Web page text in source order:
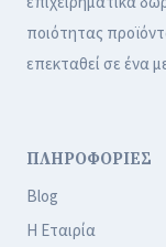
ποιότητας
επεκταθεί σε ένα
ΠΛΗΡΟΦΟΡΙΕΣ
Blog
Η Εταιρία